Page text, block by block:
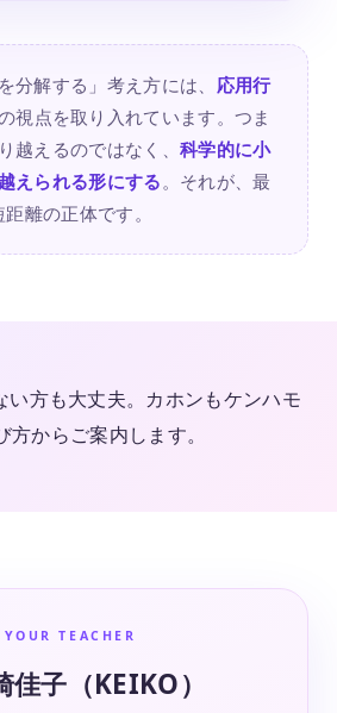
分解する」考え方には、 応用行
視点を取り入れています。つま
越えるのではなく、 科学的に小
えられる形にする。それが、最
距離の正体です。
い方も大丈夫。カホンもケンハモ
方からご案内します。
YOUR TEACHER
佳子（KEIKO）